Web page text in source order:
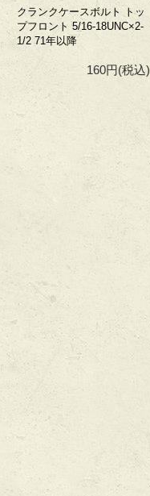
クランクケースボルト トッ
プフロント 5/16-18UNC×2-
1/2 71年以降
160円(税込)